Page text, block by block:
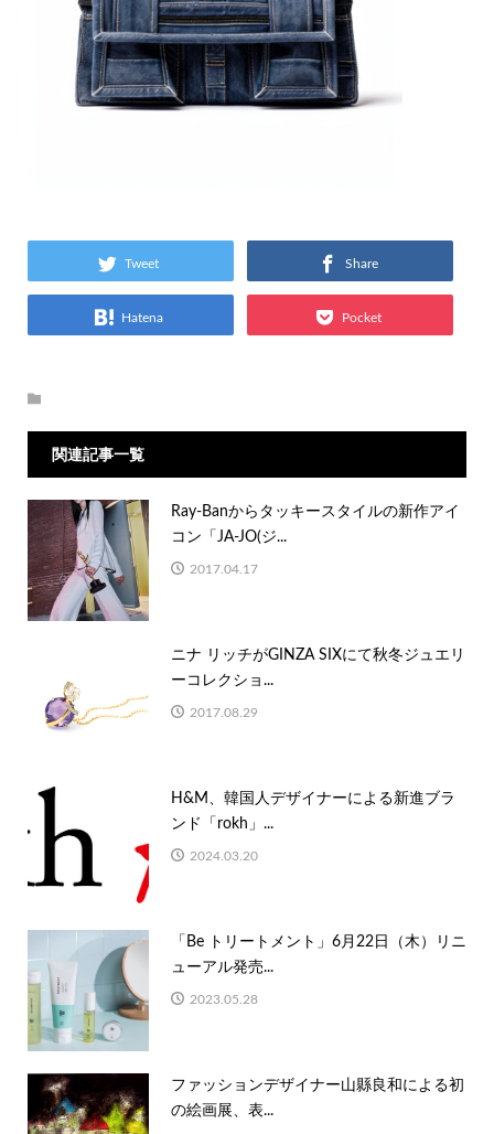
Tweet Share
Hatena Pocket
関連記事一覧
Ray-Banからタッキースタイルの新作アイ
コン「JA-JO(ジ...
2017.04.17
ニナ リッチがGINZA SIXにて秋冬ジュエリ
ーコレクショ...
2017.08.29
H&M、韓国人デザイナーによる新進ブラ
ンド「rokh」...
2024.03.20
「Be トリートメント」6月22日（木）リニ
ューアル発売...
2023.05.28
ファッションデザイナー山縣良和による初
の絵画展、表...